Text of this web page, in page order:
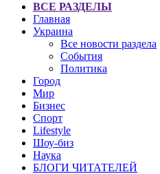
ВСЕ РАЗДЕЛЫ
Главная
Украина
Все новости раздела
События
Политика
Город
Мир
Бизнес
Спорт
Lifestyle
Шоу-биз
Наука
БЛОГИ ЧИТАТЕЛЕЙ